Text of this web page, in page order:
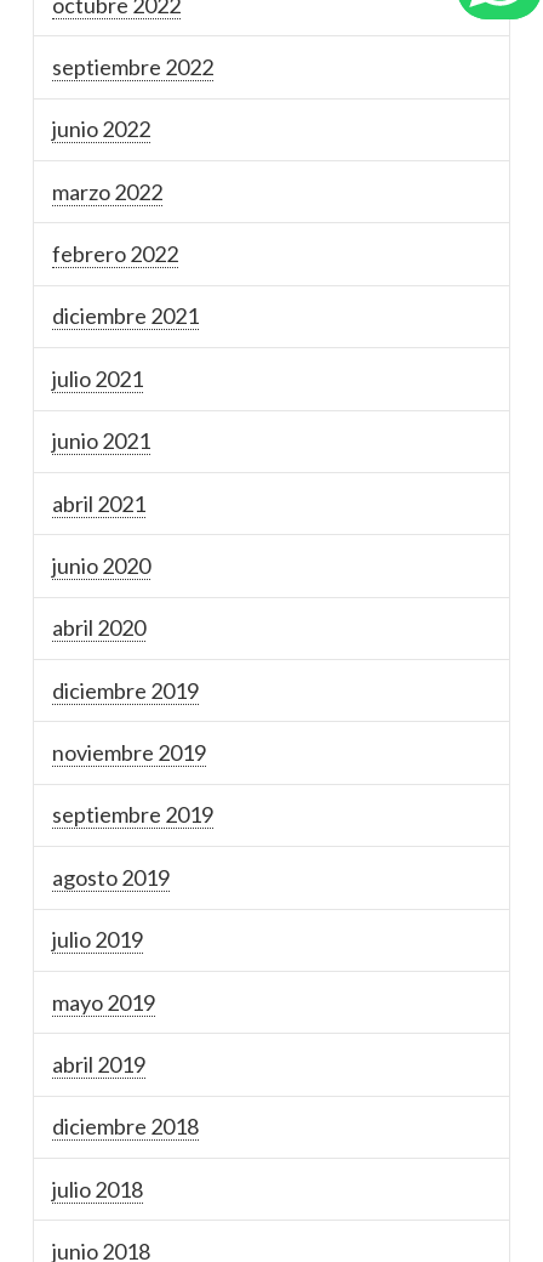
septiembre 2022
junio 2022
marzo 2022
febrero 2022
diciembre 2021
julio 2021
junio 2021
abril 2021
junio 2020
abril 2020
diciembre 2019
noviembre 2019
septiembre 2019
agosto 2019
julio 2019
mayo 2019
abril 2019
diciembre 2018
julio 2018
junio 2018